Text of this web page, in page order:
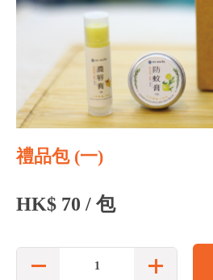
禮品包 (一)
HK$ 70 / 包